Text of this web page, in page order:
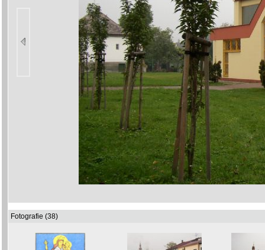
Fotografie (38)